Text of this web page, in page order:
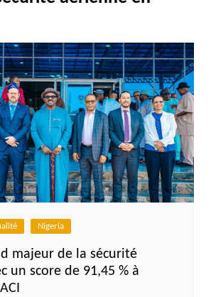
Nigeria
majeur de la sécurité
un score de 91,45 % à